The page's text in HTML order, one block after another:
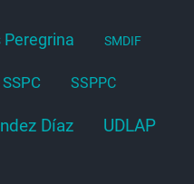
SMDIF
SSPC SSPPC
Díaz UDLAP